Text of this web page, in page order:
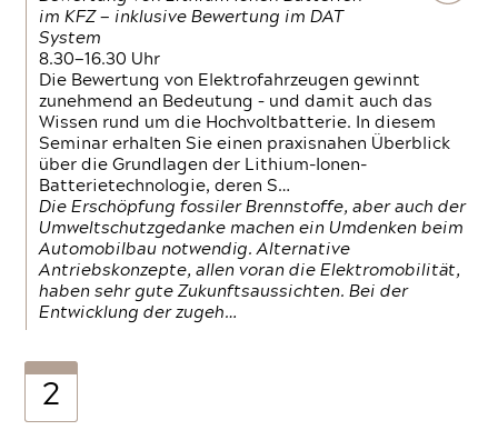
im KFZ — inklusive Bewertung im DAT
System
8.30—16.30 Uhr
Die Bewertung von Elektrofahrzeugen gewinnt
zunehmend an Bedeutung – und damit auch das
Wissen rund um die Hochvoltbatterie. In diesem
Seminar erhalten Sie einen praxisnahen Überblick
über die Grundlagen der Lithium-Ionen-
Batterietechnologie, deren S…
Die Erschöpfung fossiler Brennstoffe, aber auch der
Umweltschutzgedanke machen ein Umdenken beim
Automobilbau notwendig. Alternative
Antriebskonzepte, allen voran die Elektromobilität,
haben sehr gute Zukunftsaussichten. Bei der
Entwicklung der zugeh…
2